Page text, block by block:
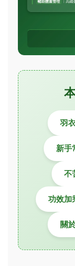
羽
新手
不
功效加
關